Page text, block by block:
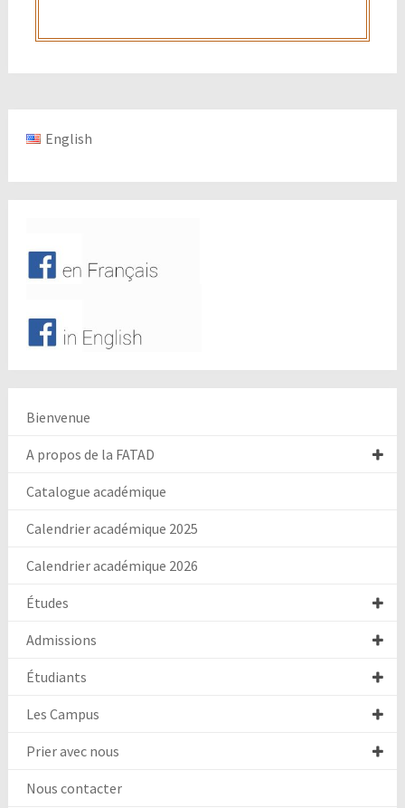
English
Bienvenue
A propos de la FATAD
Catalogue académique
Calendrier académique 2025
Calendrier académique 2026
Études
Admissions
Étudiants
Les Campus
Prier avec nous
Nous contacter